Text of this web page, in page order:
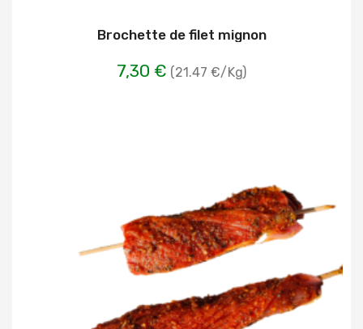
Brochette de filet mignon
7,30 € (21.47 €/Kg)